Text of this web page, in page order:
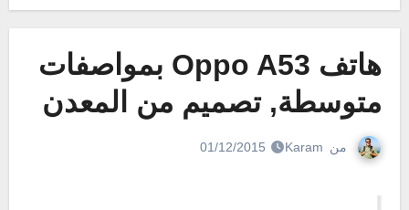
هاتف Oppo A53 بمواصفات
متوسطة, تصميم من المعدن
من Karam
01/12/2015